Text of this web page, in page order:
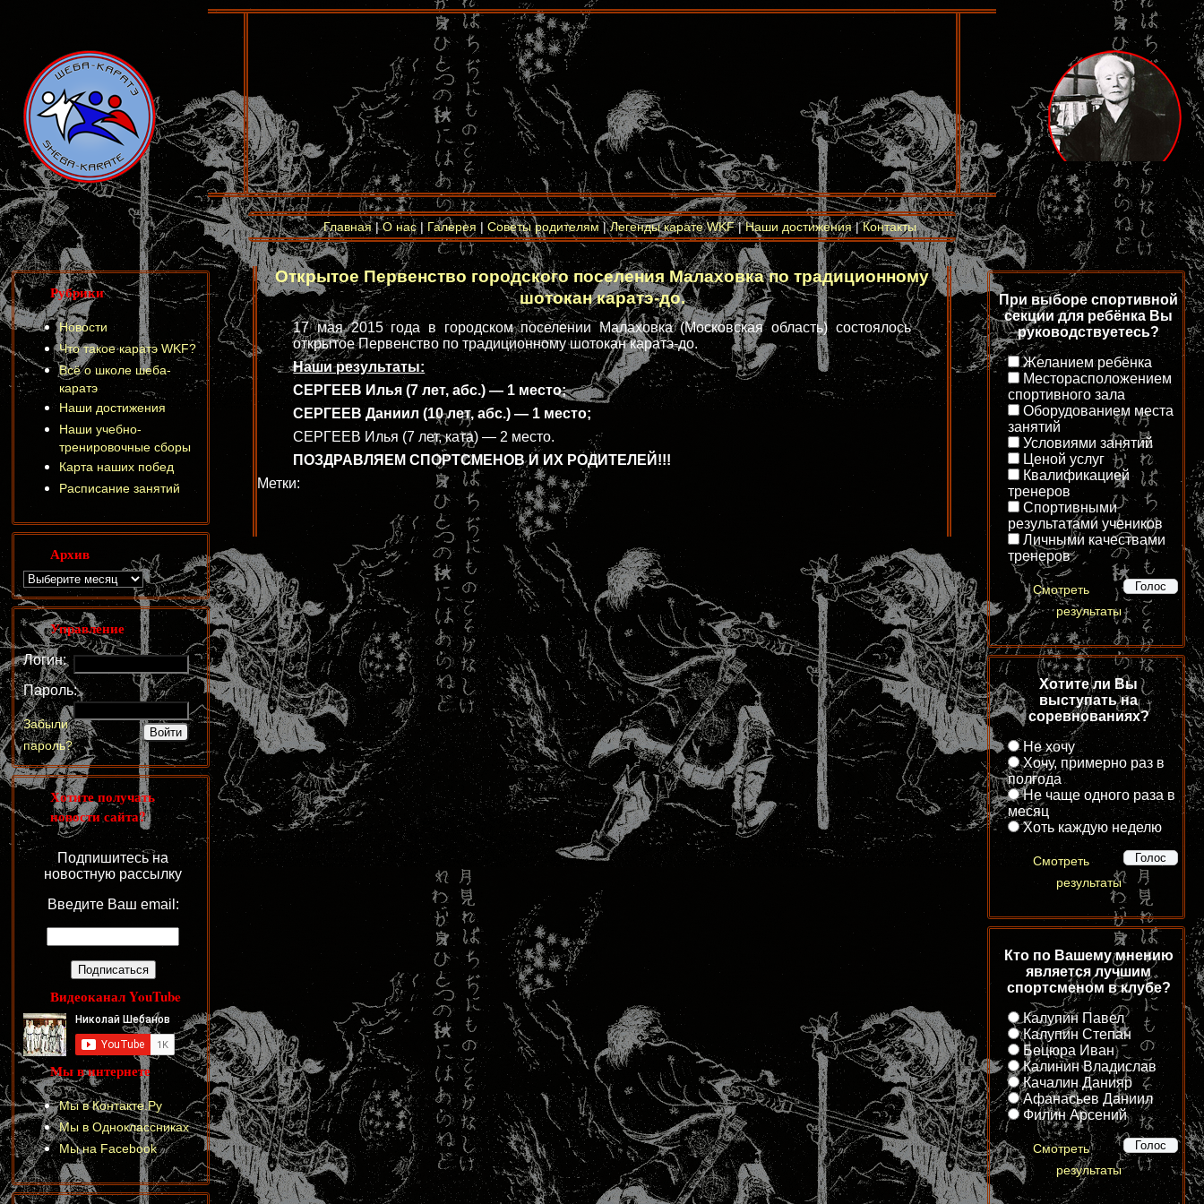
Главная|О нас|Галерея|Советы родителям|Легенды карате WKF|Наши достижения|Контакты
Открытое Первенство городского поселения Малаховка по традиционному
шотокан каратэ-до.
17 мая 2015 года в городском поселении Малаховка (Московская область) состоялось
открытое Первенство по традиционному шотокан каратэ-до.
Наши результаты:
СЕРГЕЕВ Илья (7 лет, абс.) — 1 место;
СЕРГЕЕВ Даниил (10 лет, абс.) — 1 место;
СЕРГЕЕВ Илья (7 лет, ката) — 2 место.
ПОЗДРАВЛЯЕМ СПОРТСМЕНОВ И ИХ РОДИТЕЛЕЙ!!!
Метки:
Рубрики
Новости
Что такое каратэ WKF?
Всё о школе шеба-
каратэ
Наши достижения
Наши учебно-
тренировочные сборы
Карта наших побед
Расписание занятий
Архив
Управление
Логин:
Пароль:
Забыли
пароль?
Хотите получать
новости сайта?
Подпишитесь на
новостную рассылку
Введите Ваш email:
Видеоканал YouTube
Мы в интернете
Мы в Контакте.Ру
Мы в Одноклассниках
Мы на Facebook
При выборе спортивной
секции для ребёнка Вы
руководствуетесь?
Желанием ребёнка
Месторасположением
спортивного зала
Оборудованием места
занятий
Условиями занятий
Ценой услуг
Квалификацией
тренеров
Спортивными
результатами учеников
Личными качествами
тренеров
Смотреть
результаты
Хотите ли Вы
выступать на
соревнованиях?
Не хочу
Хочу, примерно раз в
полгода
Не чаще одного раза в
месяц
Хоть каждую неделю
Смотреть
результаты
Кто по Вашему мнению
является лучшим
спортсменом в клубе?
Калупин Павел
Калупин Степан
Бецюра Иван
Калинин Владислав
Качалин Данияр
Афанасьев Даниил
Филин Арсений
Смотреть
результаты